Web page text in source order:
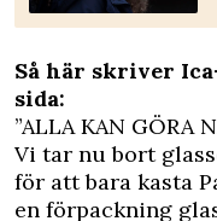
Så här skriver
sida:
”ALLA KAN GÖRA
Vi tar nu bort
för att bara kasta
en förpackning